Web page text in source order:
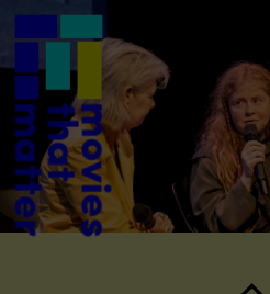
Ga naar hoofdinhoud